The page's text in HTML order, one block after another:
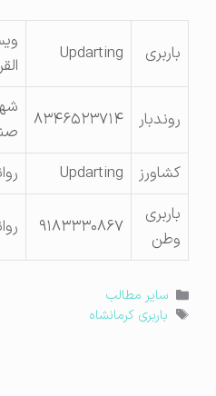
باربری Updarting
ویس
القرنی
روندبار ۸۳۴۶۵۲۳۷۱۴
شهرک
صنعتی
کشاورز
Updarting
روانسر
باربری
وطن
۹۱۸۳۳۳۰۸۶۷ روانسر
دسته‌ها
سایر مطالب
برچسب‌ها
باربری کرمانشاه